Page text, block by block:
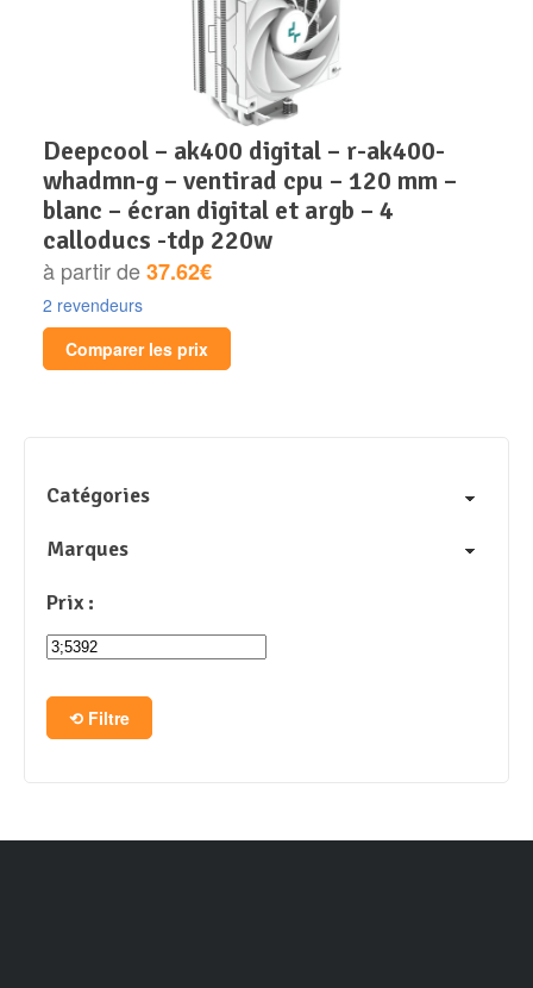
deepcool – ak400 digital – r-ak400-
whadmn-g – ventirad cpu – 120 mm –
blanc – écran digital et argb – 4
calloducs -tdp 220w
à partir de37.62€
2 revendeurs
Comparer les prix
Catégories
Marques
Prix :
Filtre